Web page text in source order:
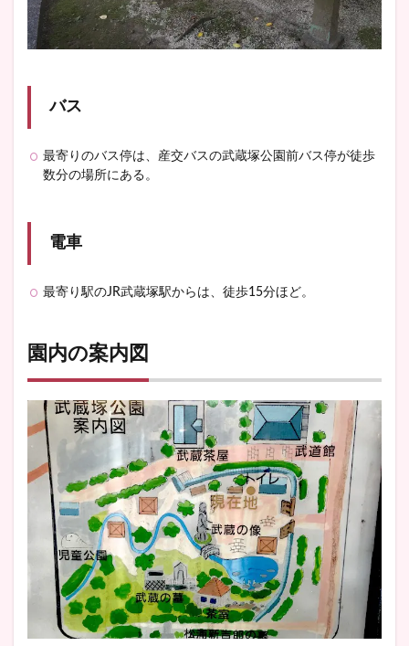
バス
最寄りのバス停は、産交バスの武蔵塚公園前バス停が徒歩
数分の場所にある。
電車
最寄り駅のJR武蔵塚駅からは、徒歩15分ほど。
園内の案内図